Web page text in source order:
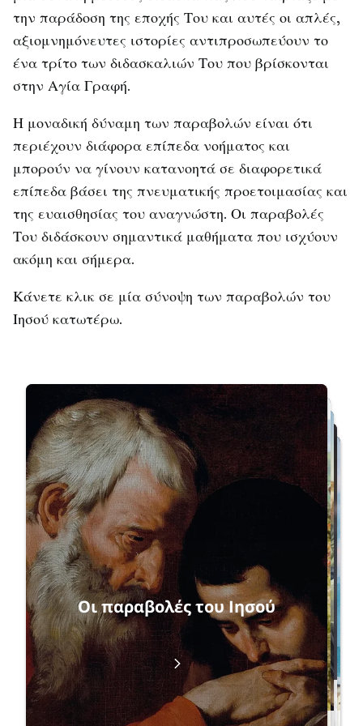
την παράδοση της εποχής Του και αυτές οι απλές,
αξιομνημόνευτες ιστορίες αντιπροσωπεύουν το
ένα τρίτο των διδασκαλιών Του που βρίσκονται
στην Αγία Γραφή.
Η μοναδική δύναμη των παραβολών είναι ότι
περιέχουν διάφορα επίπεδα νοήματος και
μπορούν να γίνουν κατανοητά σε διαφορετικά
επίπεδα βάσει της πνευματικής προετοιμασίας και
της ευαισθησίας του αναγνώστη. Οι παραβολές
Του διδάσκουν σημαντικά μαθήματα που ισχύουν
ακόμη και σήμερα.
Κάνετε κλικ σε μία σύνοψη των παραβολών του
Ιησού κατωτέρω.
Οι παραβολές του Ιησού
Επανεκκίνηση